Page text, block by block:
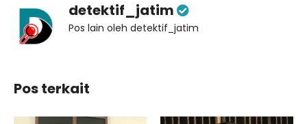
detektif_jatim
Pos lain oleh detektif_jatim
Pos terkait